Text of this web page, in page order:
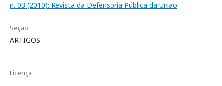
n. 03 (2010): Revista da Defensoria Pública da União
Seção
ARTIGOS
Licença